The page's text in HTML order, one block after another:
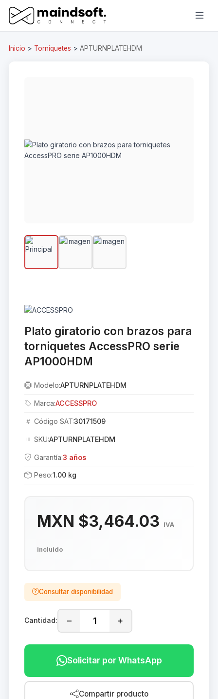
Inicio > Torniquetes > APTURNPLATEHDM
Plato giratorio con brazos para
torniquetes AccessPRO serie
AP1000HDM
Modelo:APTURNPLATEHDM
Marca:ACCESSPRO
Código SAT:30171509
SKU:APTURNPLATEHDM
Garantía:3 años
Peso:1.00 kg
MXN $3,464.03 IVA
incluido
Consultar disponibilidad
Cantidad: − +
Solicitar por WhatsApp
Compartir producto